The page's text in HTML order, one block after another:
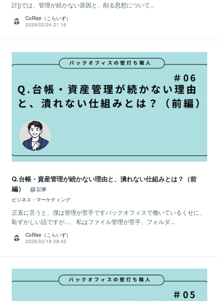
計])では、管理が続かない原因と、削る思想について...
CoRise（こらいず）
2026/02/24 21:16
Q.台帳・資産管理が続かない理由と、潰れない仕組みとは？（前
編）
記事
ビジネス・マーケティング
正直に言うと、僕は管理が苦手ですバックオフィスで働いているくせに、
恥ずかしい話ですが…、私はファイル管理が苦手、フォルダ...
CoRise（こらいず）
2026/02/18 08:42